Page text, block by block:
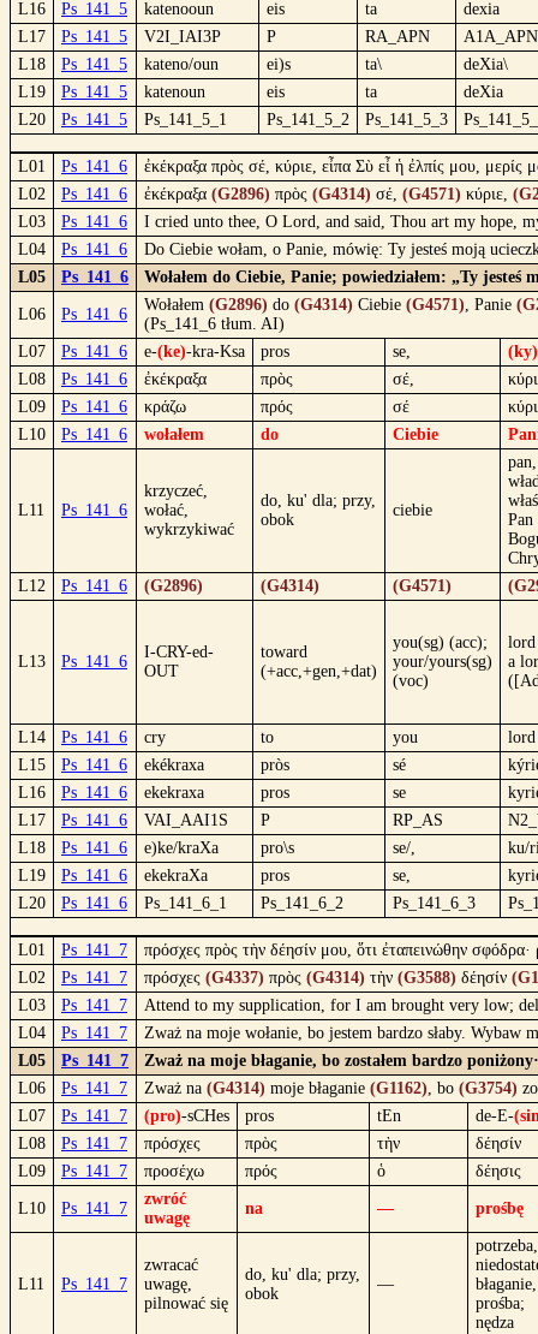
L16 Ps_141_5 katenooun eis ta
dexia
L17
Ps_141_5 V2I_IAI3P P RA_APN
A1A_APN
L18
Ps_141_5 kateno/oun ei)s ta\
deXia\
L19
Ps_141_5 katenoun eis ta
deXia
L20
Ps_141_5 Ps_141_5_1 Ps_141_5_2 Ps_141_5_3
L01 Ps_141_6
ἐκέκραξα πρὸς σέ, κύριε, εἶπα Σὺ εἶ ἡ ἐλπίς μου, μερίς
L02
Ps_141_6 ἐκέκραξα (G2896) πρὸς (G4314) σέ, (G4571) κύριε,
L03
Ps_141_6
I cried unto thee, O Lord, and said, Thou art my hope,
L04
Ps_141_6
Do Ciebie wołam, o Panie, mówię: Ty jesteś moją
L05
Ps_141_6 Wołałem do Ciebie, Panie; powiedziałem: „Ty
L06 Ps_141_6
Wołałem (G2896) do (G4314) Ciebie (G4571), Panie
(Ps_141_6 tłum. AI)
L07
Ps_141_6 e-(ke)-kra-Ksa pros se,
(ky)
L08
Ps_141_6 ἐκέκραξα πρὸς σέ,
L09
Ps_141_6 κράζω πρός σέ
L10
Ps_141_6 wołałem do Ciebie
L11 Ps_141_6
krzyczeć,
wołać,
wykrzykiwać
do, ku' dla; przy,
obok
ciebie
pan,
Pan
L12
Ps_141_6 (G2896) (G4314) (G4571)
L13 Ps_141_6
I-CRY-ed-
OUT
toward
(+acc,+gen,+dat)
you(sg) (acc);
your/yours(sg)
(voc)
a
L14 Ps_141_6 cry to you
lord
L15
Ps_141_6 ekékraxa pròs sé
L16
Ps_141_6 ekekraxa pros se
L17
Ps_141_6 VAI_AAI1S P RP_AS
L18
Ps_141_6 e)ke/kraXa pro\s se/,
ku/
L19
Ps_141_6 ekekraXa pros se,
L20
Ps_141_6 Ps_141_6_1 Ps_141_6_2 Ps_141_6_3
L01 Ps_141_7
πρόσχες πρὸς τὴν δέησίν μου, ὅτι ἐταπεινώθην
L02
Ps_141_7 πρόσχες (G4337) πρὸς (G4314) τὴν (G3588) δέησίν
L03
Ps_141_7
Attend to my supplication, for I am brought very low;
L04
Ps_141_7
Zważ na moje wołanie, bo jestem bardzo słaby.
L05
Ps_141_7
Zważ na moje błaganie, bo zostałem bardzo
L06
Ps_141_7 Zważ na (G4314) moje błaganie (G1162), bo (G3754)
L07
Ps_141_7 (pro)-sCHes pros tEn de-E-
L08
Ps_141_7 πρόσχες πρὸς τὴν
δέησίν
L09
Ps_141_7 προσέχω πρός ὁ δέησις
L10 Ps_141_7
zwróć
uwagę
na — prośbę
L11 Ps_141_7
zwracać
uwagę,
pilnować się
do, ku' dla; przy,
obok
—
potrzeba,
błaganie,
prośba;
nędza